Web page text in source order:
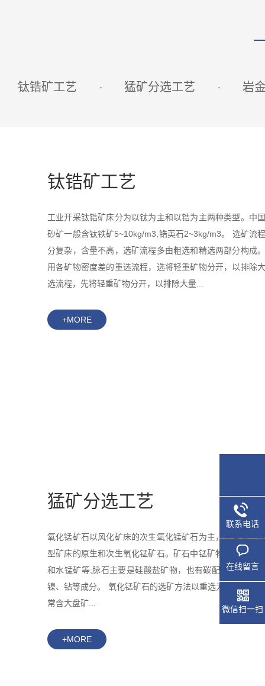
钛锆矿工艺 猛矿分选工艺 岩
钛锆矿工艺
工业开采钛锆矿床分为以钛为主和以锆为主两种类型。中
砂矿一般含钛铁矿5~10kg/m3,锆英石2~3kg/m3。 选矿流
分复杂，含量不高，选矿流程多由粗选和精选两部分构成
用各矿物密度差的重选流程，选将轻重矿物分开，以排除
选流程，先将轻重矿物分开，以排除大量...
+MORE
猛矿分选工艺
氧化锰矿石以风化矿床的次生氧化锰矿石为主，还有某些
型矿床的原生和次生氧化锰矿石。矿石中锰矿物主要是硬
和水锰矿等;脉石主要是硅酸盐矿物，也有碳配盐矿物;常
镍、钻等成分。 氧化锰矿石的选矿方法以重选为主。风化
常含大盘矿...
+MORE
联系电话
在线留言
微信扫一扫